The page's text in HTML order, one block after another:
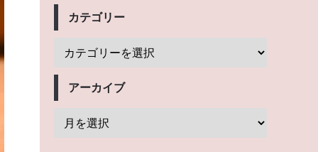
カテゴリー
アーカイブ